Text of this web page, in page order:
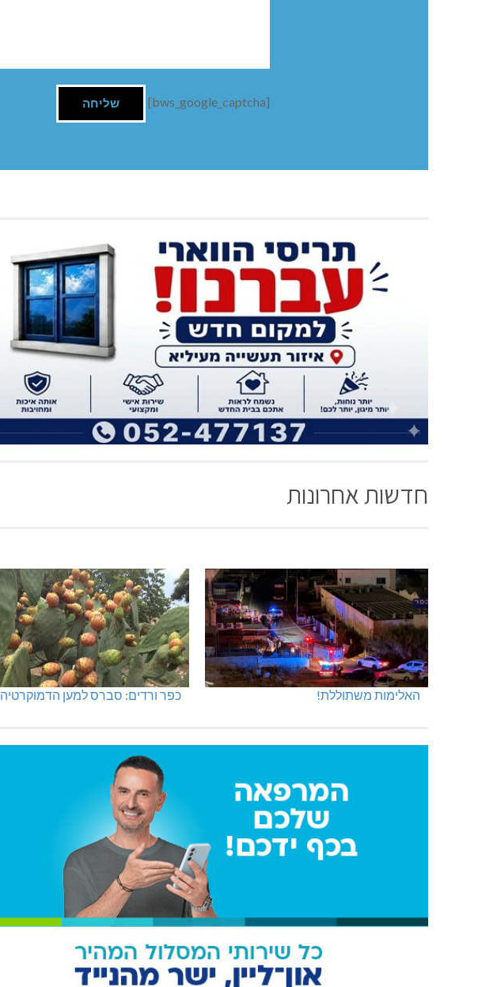
[bws_google_captcha]
חדשות אחרונות
האלימות משתוללת! כפר ורדים: סברס למען הדמוקרטיה